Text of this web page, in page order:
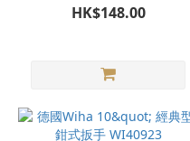
HK$148.00